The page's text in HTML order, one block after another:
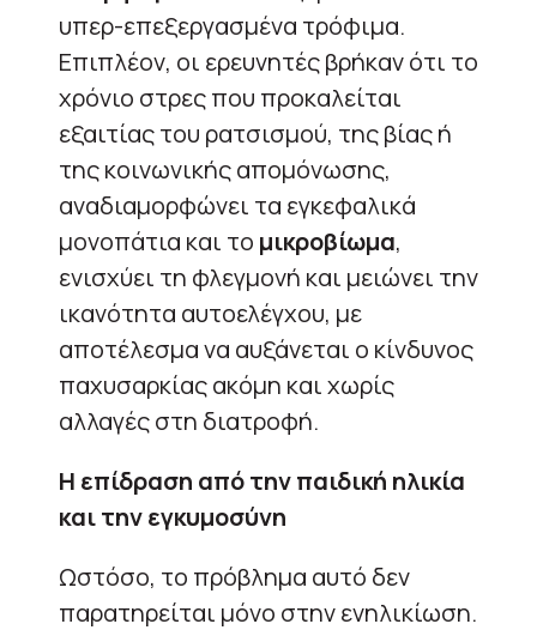
υπερ-επεξεργασμένα τρόφιμα.
Επιπλέον, οι ερευνητές βρήκαν ότι το
χρόνιο στρες που προκαλείται
εξαιτίας του ρατσισμού, της βίας ή
της κοινωνικής απομόνωσης,
αναδιαμορφώνει τα εγκεφαλικά
μονοπάτια και το μικροβίωμα,
ενισχύει τη φλεγμονή και μειώνει την
ικανότητα αυτοελέγχου, με
αποτέλεσμα να αυξάνεται ο κίνδυνος
παχυσαρκίας ακόμη και χωρίς
αλλαγές στη διατροφή.
Η επίδραση από την παιδική ηλικία
και την εγκυμοσύνη
Ωστόσο, το πρόβλημα αυτό δεν
παρατηρείται μόνο στην ενηλικίωση.